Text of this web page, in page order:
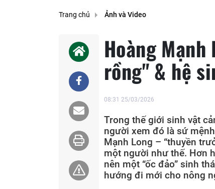
Trang chủ Ảnh và Video
Hoàng
rồng" & hệ
08:31 25/03/2026
Trong thế giới sinh vật
người xem đó là sứ
Mạnh Long – “thuyền
một người như thế. Hơn
nên một “ốc đảo” sinh
hướng đi mới cho nông